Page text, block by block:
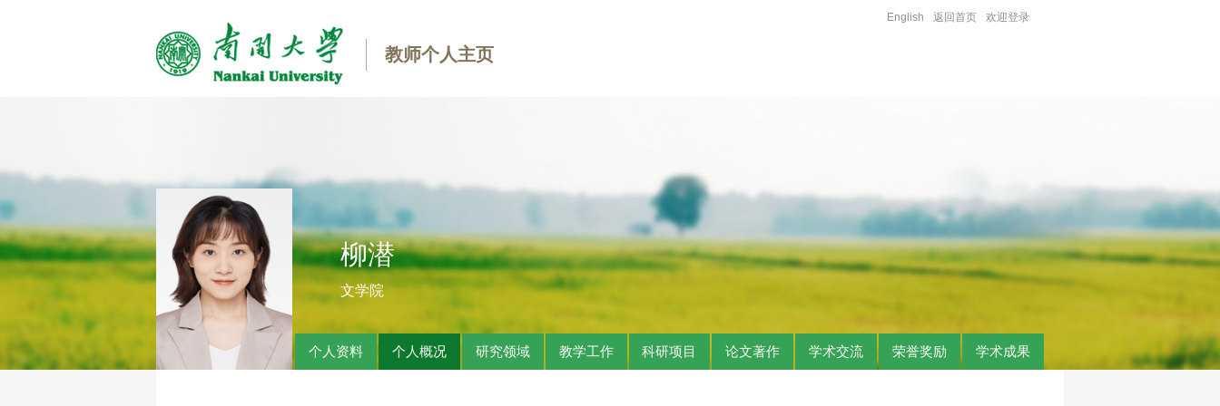
教师个人主页
English 返回首页 欢迎登录
柳潜
文学院
个人资料 个人概况 研究领域 教学工作 科研项目 论文著作 学术交流 荣誉奖励 学术成果